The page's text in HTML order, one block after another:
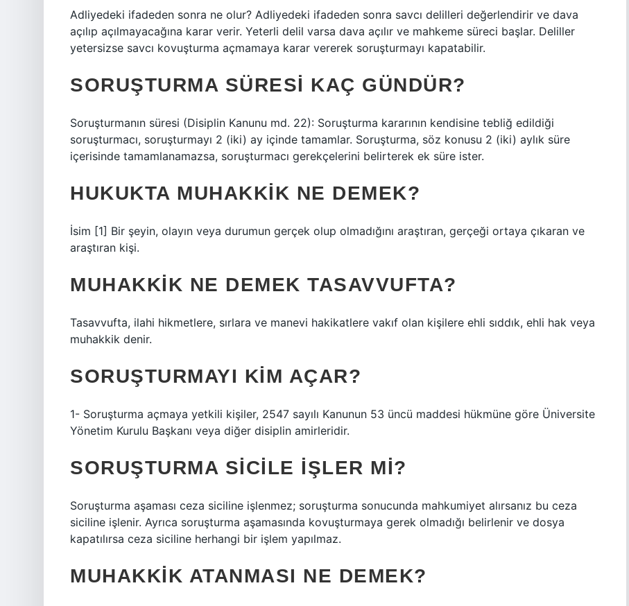
Adliyedeki ifadeden sonra ne olur? Adliyedeki ifadeden sonra savcı delilleri değerlendirir ve dava
açılıp açılmayacağına karar verir. Yeterli delil varsa dava açılır ve mahkeme süreci başlar. Deliller
yetersizse savcı kovuşturma açmamaya karar vererek soruşturmayı kapatabilir.
SORUŞTURMA SÜRESI KAÇ GÜNDÜR?
Soruşturmanın süresi (Disiplin Kanunu md. 22): Soruşturma kararının kendisine tebliğ edildiği
soruşturmacı, soruşturmayı 2 (iki) ay içinde tamamlar. Soruşturma, söz konusu 2 (iki) aylık süre
içerisinde tamamlanamazsa, soruşturmacı gerekçelerini belirterek ek süre ister.
HUKUKTA MUHAKKIK NE DEMEK?
İsim [1] Bir şeyin, olayın veya durumun gerçek olup olmadığını araştıran, gerçeği ortaya çıkaran ve
araştıran kişi.
MUHAKKIK NE DEMEK TASAVVUFTA?
Tasavvufta, ilahi hikmetlere, sırlara ve manevi hakikatlere vakıf olan kişilere ehli sıddık, ehli hak veya
muhakkik denir.
SORUŞTURMAYI KIM AÇAR?
1- Soruşturma açmaya yetkili kişiler, 2547 sayılı Kanunun 53 üncü maddesi hükmüne göre Üniversite
Yönetim Kurulu Başkanı veya diğer disiplin amirleridir.
SORUŞTURMA SICILE IŞLER MI?
Soruşturma aşaması ceza siciline işlenmez; soruşturma sonucunda mahkumiyet alırsanız bu ceza
siciline işlenir. Ayrıca soruşturma aşamasında kovuşturmaya gerek olmadığı belirlenir ve dosya
kapatılırsa ceza siciline herhangi bir işlem yapılmaz.
MUHAKKIK ATANMASI NE DEMEK?